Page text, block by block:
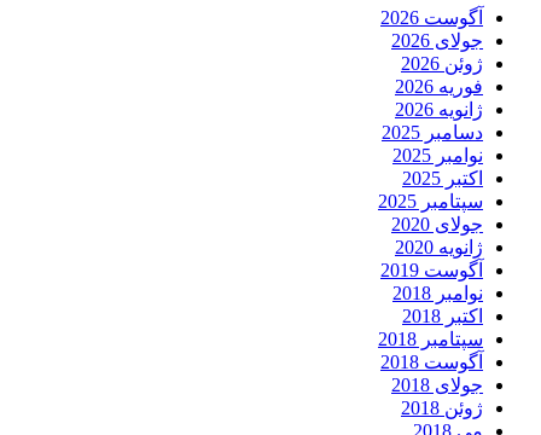
آگوست 2026
جولای 2026
ژوئن 2026
فوریه 2026
ژانویه 2026
دسامبر 2025
نوامبر 2025
اکتبر 2025
سپتامبر 2025
جولای 2020
ژانویه 2020
آگوست 2019
نوامبر 2018
اکتبر 2018
سپتامبر 2018
آگوست 2018
جولای 2018
ژوئن 2018